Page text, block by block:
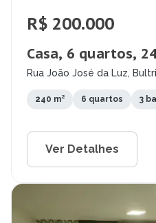
R$ 200.000
Casa, 6 quartos,
Rua João José da Luz,
240 m² 6 quartos 3
Ver Detalhes